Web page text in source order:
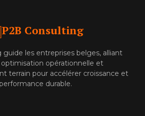
P2B Consulting
guide les entreprises belges, alliant
opérationnelle et
terrain pour accélérer croissance et
performance durable.